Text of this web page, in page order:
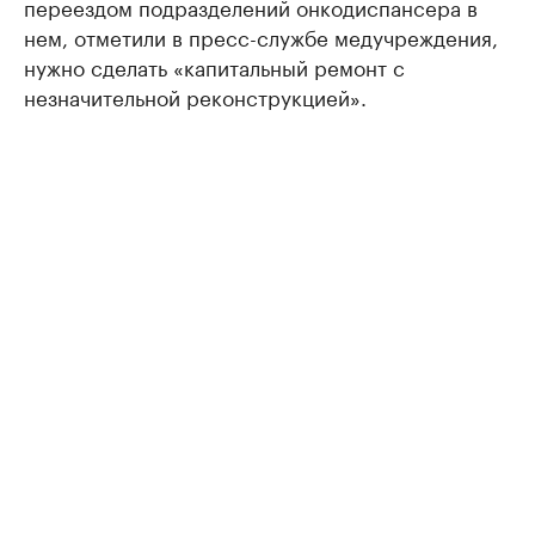
нем, отметили в пресс-службе медучреждения,
нужно сделать «капитальный ремонт с
незначительной реконструкцией».